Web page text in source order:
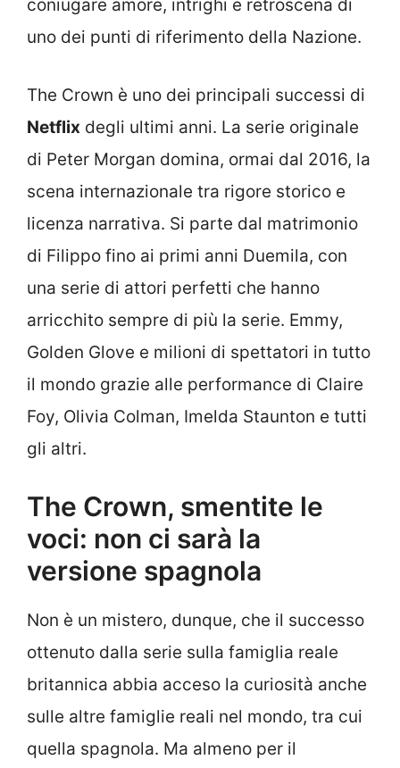
coniugare amore, intrighi e retroscena di
uno dei punti di riferimento della Nazione.
The Crown è uno dei principali successi di
Netflix degli ultimi anni. La serie originale
di Peter Morgan domina, ormai dal 2016, la
scena internazionale tra rigore storico e
licenza narrativa. Si parte dal matrimonio
di Filippo fino ai primi anni Duemila, con
una serie di attori perfetti che hanno
arricchito sempre di più la serie. Emmy,
Golden Glove e milioni di spettatori in tutto
il mondo grazie alle performance di Claire
Foy, Olivia Colman, Imelda Staunton e tutti
gli altri.
The Crown, smentite le
voci: non ci sarà la
versione spagnola
Non è un mistero, dunque, che il successo
ottenuto dalla serie sulla famiglia reale
britannica abbia acceso la curiosità anche
sulle altre famiglie reali nel mondo, tra cui
quella spagnola. Ma almeno per il